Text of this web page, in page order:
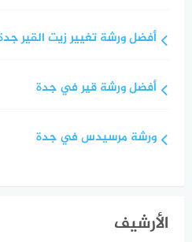
أفضل ورشة تغيير زيت القير
أفضل ورشة قير في جدة
ورشة مرسيدس في جدة
الأرشيف